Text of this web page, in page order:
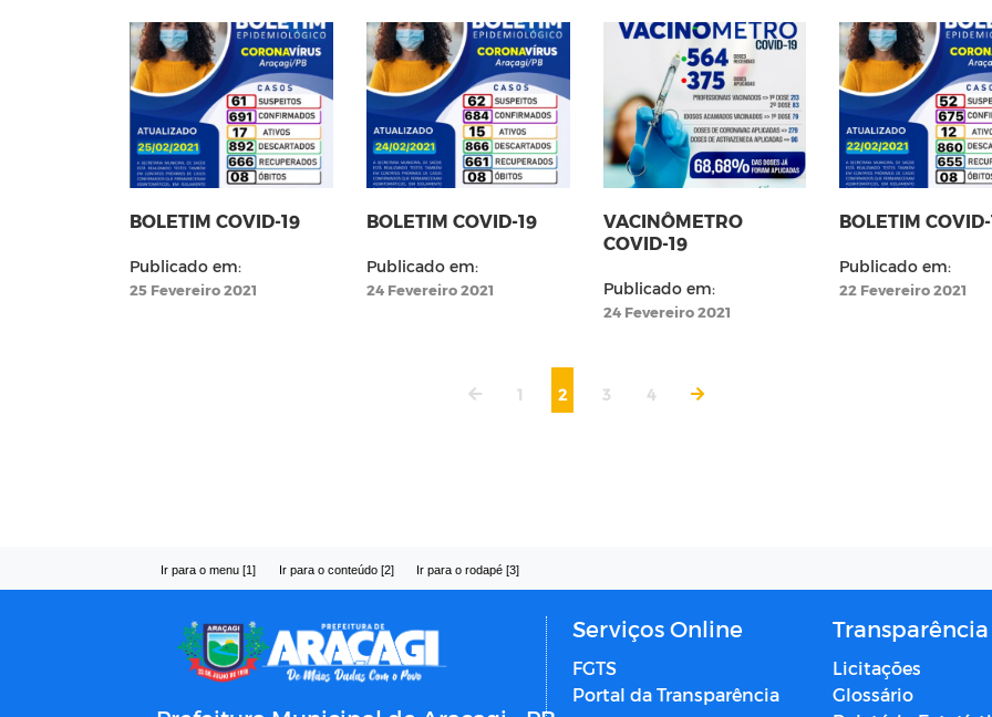
BOLETIM COVID-19
Publicado em:
25 Fevereiro 2021
BOLETIM COVID-19
Publicado em:
24 Fevereiro 2021
VACINÔMETRO
COVID-19
Publicado em:
24 Fevereiro 2021
BOLETIM
Publicado em:
22 Fevereiro 2021
1 2 3 4
Ir para o menu [1] Ir para o conteúdo [2] Ir para o rodapé [3]
Serviços Online
FGTS
Portal da Transparência
Transparência
Licitações
Glossário